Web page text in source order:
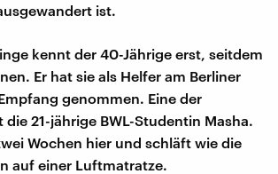
ist.
kennt der 40-Jährige erst, seitdem
Er hat sie als Helfer am Berliner
genommen. Eine der
21-jährige BWL-Studentin Masha.
Wochen hier und schläft wie die
auf einer Luftmatratze.